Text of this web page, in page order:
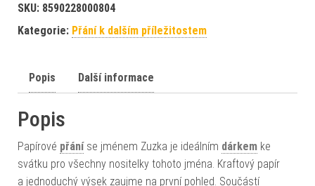
SKU: 8590228000804
Kategorie: Přání k dalším příležitostem
Popis Další informace
Popis
Papírové přáníse jménem Zuzka je ideálním dárkem ke
svátku pro všechny nositelky tohoto jména. Kraftový papír
a jednoduchý výsek zaujme na první pohled. Součástí